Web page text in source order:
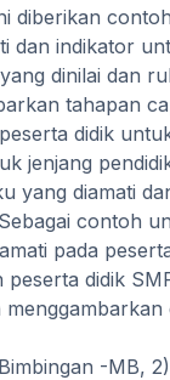
diberikan
dan indikator
dinilai dan
tahapan
didik
jenjang
yang diamati
contoh
pada
peserta didik
menggambarkan
-MB,